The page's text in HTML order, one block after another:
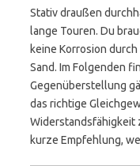
Stativ draußen
lange Touren. Du
keine Korrosion
Sand. Im Folgenden
Gegenüberstellung
das richtige
Widerstandsfähigkeit
kurze Empfehlung,